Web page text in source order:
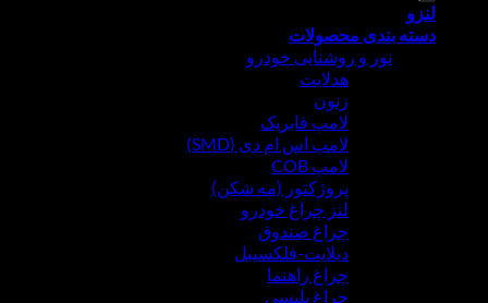
لنزو
دسته بندی محصولات
نور و روشنایی خودرو
هدلایت
زنون
لامپ فابریک
لامپ اس ام دی (SMD)
لامپ COB
پروژکتور (مه شکن)
لنز چراغ خودرو
چراغ صندوق
دیلایت-فلکسیبل
چراغ راهنما
چراغ پلیسی